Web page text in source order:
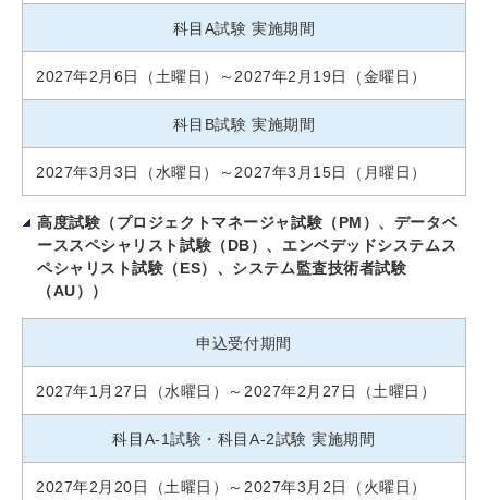
科目A試験 実施期間
2027年2月6日（土曜日）～2027年2月19日（金曜日）
科目B試験 実施期間
2027年3月3日（水曜日）～2027年3月15日（月曜日）
高度試験（プロジェクトマネージャ試験（PM）、データベ
ーススペシャリスト試験（DB）、エンベデッドシステムス
ペシャリスト試験（ES）、システム監査技術者試験
（AU））
申込受付期間
2027年1月27日（水曜日）～2027年2月27日（土曜日）
科目A-1試験・科目A-2試験 実施期間
2027年2月20日（土曜日）～2027年3月2日（火曜日）